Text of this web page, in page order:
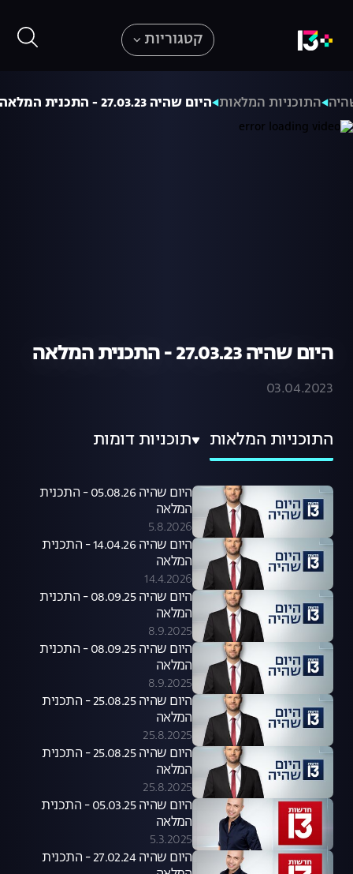
קטגוריות
התוכניות המלאות היום שהיה 27.03.23 - התכנית המלאה
היום שהיה 27.03.23 - התכנית המלאה
03.04.2023
התוכניות המלאות תוכניות דומות
היום שהיה 05.08.26 - התכנית
המלאה
5.8.2026
היום שהיה 14.04.26 - התכנית
המלאה
14.4.2026
היום שהיה 08.09.25 - התכנית
המלאה
8.9.2025
היום שהיה 08.09.25 - התכנית
המלאה
8.9.2025
היום שהיה 25.08.25 - התכנית
המלאה
25.8.2025
היום שהיה 25.08.25 - התכנית
המלאה
25.8.2025
היום שהיה 05.03.25 - התכנית
המלאה
5.3.2025
היום שהיה 27.02.24 - התכנית